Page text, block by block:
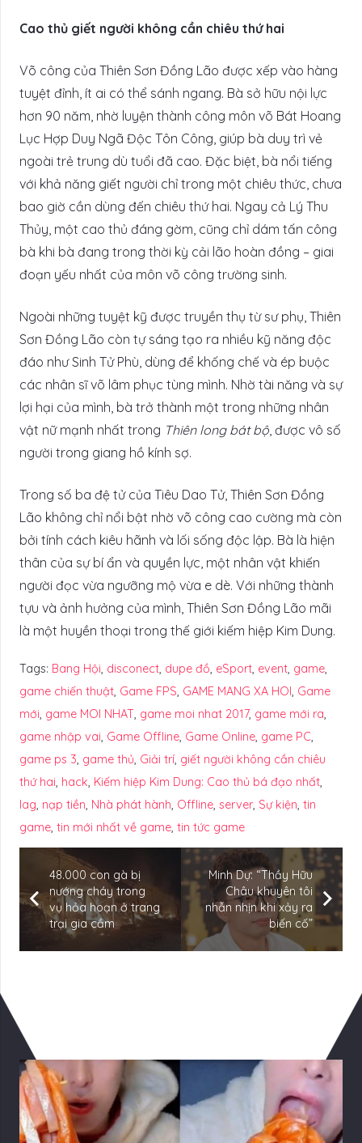
Cao thủ giết người không cần chiêu thứ hai
Võ công của Thiên Sơn Đồng Lão được xếp vào hàng
tuyệt đỉnh, ít ai có thể sánh ngang. Bà sở hữu nội lực
hơn 90 năm, nhờ luyện thành công môn võ Bát Hoang
Lục Hợp Duy Ngã Độc Tôn Công, giúp bà duy trì vẻ
ngoài trẻ trung dù tuổi đã cao. Đặc biệt, bà nổi tiếng
với khả năng giết người chỉ trong một chiêu thức, chưa
bao giờ cần dùng đến chiêu thứ hai. Ngay cả Lý Thu
Thủy, một cao thủ đáng gờm, cũng chỉ dám tấn công
bà khi bà đang trong thời kỳ cải lão hoàn đồng – giai
đoạn yếu nhất của môn võ công trường sinh.
Ngoài những tuyệt kỹ được truyền thụ từ sư phụ, Thiên
Sơn Đồng Lão còn tự sáng tạo ra nhiều kỹ năng độc
đáo như Sinh Tử Phù, dùng để khống chế và ép buộc
các nhân sĩ võ lâm phục tùng mình. Nhờ tài năng và sự
lợi hại của mình, bà trở thành một trong những nhân
vật nữ mạnh nhất trong Thiên long bát bộ, được vô số
người trong giang hồ kính sợ.
Trong số ba đệ tử của Tiêu Dao Tử, Thiên Sơn Đồng
Lão không chỉ nổi bật nhờ võ công cao cường mà còn
bởi tính cách kiêu hãnh và lối sống độc lập. Bà là hiện
thân của sự bí ẩn và quyền lực, một nhân vật khiến
người đọc vừa ngưỡng mộ vừa e dè. Với những thành
tựu và ảnh hưởng của mình, Thiên Sơn Đồng Lão mãi
là một huyền thoại trong thế giới kiếm hiệp Kim Dung.
Tags: Bang Hội, disconect, dupe đồ, eSport, event, game,
game chiến thuật, Game FPS, GAME MANG XA HOI, Game
mới, game MOI NHAT, game moi nhat 2017, game mới ra,
game nhập vai, Game Offline, Game Online, game PC,
game ps 3, game thủ, Giải trí, giết người không cần chiêu
thứ hai, hack, Kiếm hiệp Kim Dung: Cao thủ bá đạo nhất,
lag, nạp tiền, Nhà phát hành, Offline, server, Sự kiện, tin
game, tin mới nhất về game, tin tức game
48.000 con gà bị
nướng cháy trong
vụ hỏa hoạn ở trang
trại gia cầm
Minh Dự: “Thầy Hữu
Châu khuyên tôi
nhẫn nhịn khi xảy ra
biến cố”